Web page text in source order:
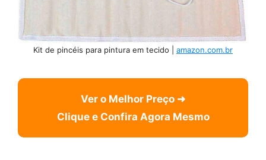
Kit de pincéis para pintura em tecido | amazon.com.br
Ver o Melhor Preço ➜
Clique e Confira Agora Mesmo